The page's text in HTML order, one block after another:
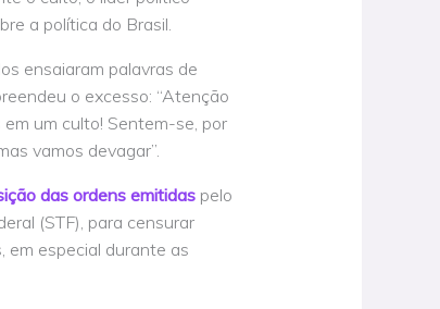
a política do Brasil.
ensaiaram palavras de
o excesso: “Atenção
um culto! Sentem-se, por
vamos devagar”.
das ordens emitidaspelo
(STF), para censurar
em especial durante as